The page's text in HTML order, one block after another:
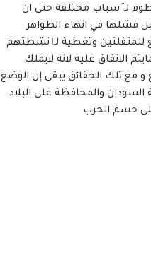
لٱسباب مختلفة حتى ان
فشلها في انهاء الظواهر
للمتفلتين وتغطية لٱنشطتهم
الاتفاق عليه لانه لايملك
مع تلك الحقائق يبقى إن الوضع
والمحافظة على البلاد
حسم الحرب